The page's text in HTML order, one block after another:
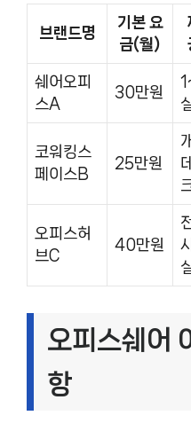
브랜드명
기본 요
금(월)
쉐어오피
스A
30만원
코워킹스
페이스B
25만원
오피스허
브C
40만원
오피스쉐어
항